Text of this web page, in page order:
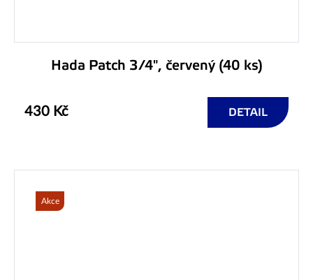
Hada Patch 3/4", červený (40 ks)
430 Kč DETAIL
Akce